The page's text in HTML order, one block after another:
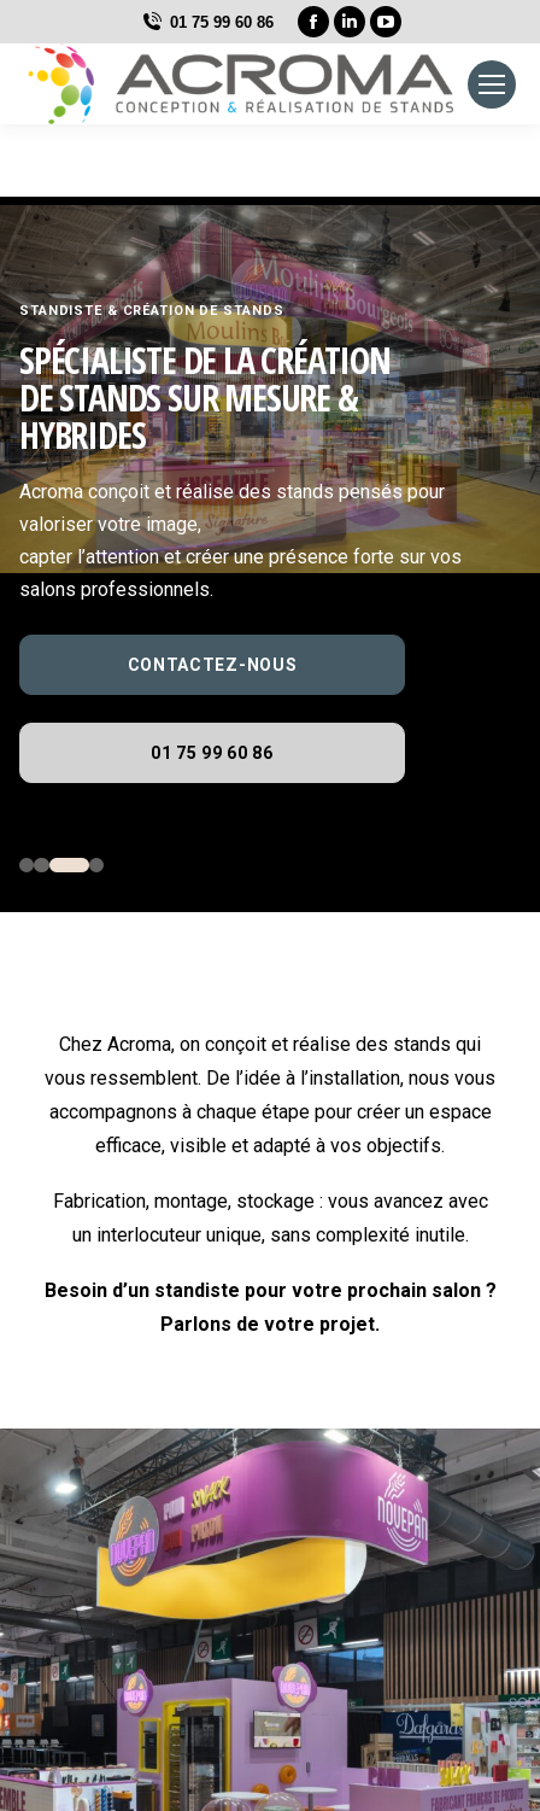
01 75 99 60 86
La
page
Facebook
s'ouvre
nouvelle
fenêtre
La
page
LinkedIn
s'ouvre
nouvelle
fenêtre
La
page
YouTube
s'ouvre
nouvelle
fenêtre
STANDISTE & CRÉATION DE STANDS
SPÉCIALISTE DE LA CRÉATION
DE STANDS SUR MESURE &
HYBRIDES
Acroma conçoit et réalise des stands pensés pour
valoriser votre image,
capter l’attention et créer une présence forte sur vos
salons professionnels.
CONTACTEZ-NOUS
01 75 99 60 86
Chez Acroma, on conçoit et réalise des stands qui
vous ressemblent. De l’idée à l’installation, nous vous
accompagnons à chaque étape pour créer un espace
efficace, visible et adapté à vos objectifs.
Fabrication, montage, stockage : vous avancez avec
un interlocuteur unique, sans complexité inutile.
Besoin d’un standiste pour votre prochain salon ?
Parlons de votre projet.